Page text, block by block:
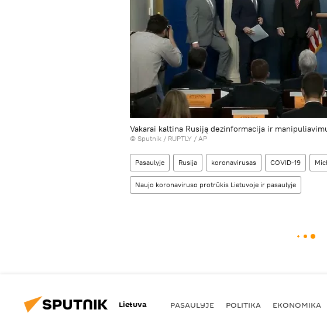
Vakarai kaltina Rusiją dezinformacija ir
© Sputnik / RUPTLY / AP
Pasaulyje Rusija koronavirusas COVID-19
Naujo koronaviruso protrūkis Lietuvoje ir pasaulyje
Lietuva PASAULYJE POLITIKA EKONOMIKA